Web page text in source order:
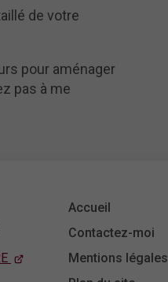
de votre
pour aménager
pas à me
Accueil
Contactez-moi
Mentions légales